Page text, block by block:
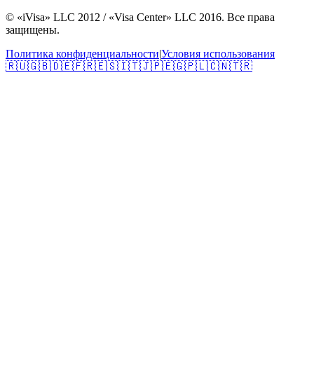
© «iVisa» LLC 2012 / «Visa Center» LLC 2016. Все права
защищены.
Политика конфиденциальности|Условия использования
🇷🇺🇬🇧🇩🇪🇫🇷🇪🇸🇮🇹🇯🇵🇪🇬🇵🇱🇨🇳🇹🇷